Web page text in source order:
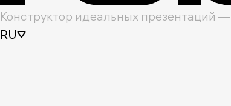
Конструктор идеальных презентаций —
RU